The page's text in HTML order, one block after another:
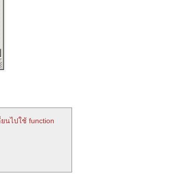
นไปใช้ function